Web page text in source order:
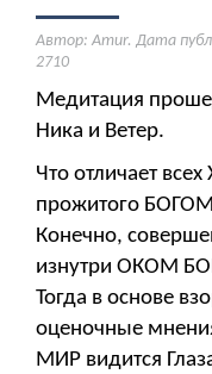
Автор: Amur. Дата
2710
Медитация
Ника и Ветер.
Что отличает
прожитого
Конечно,
изнутри ОКОМ
Тогда в основе
оценочные
МИР видится